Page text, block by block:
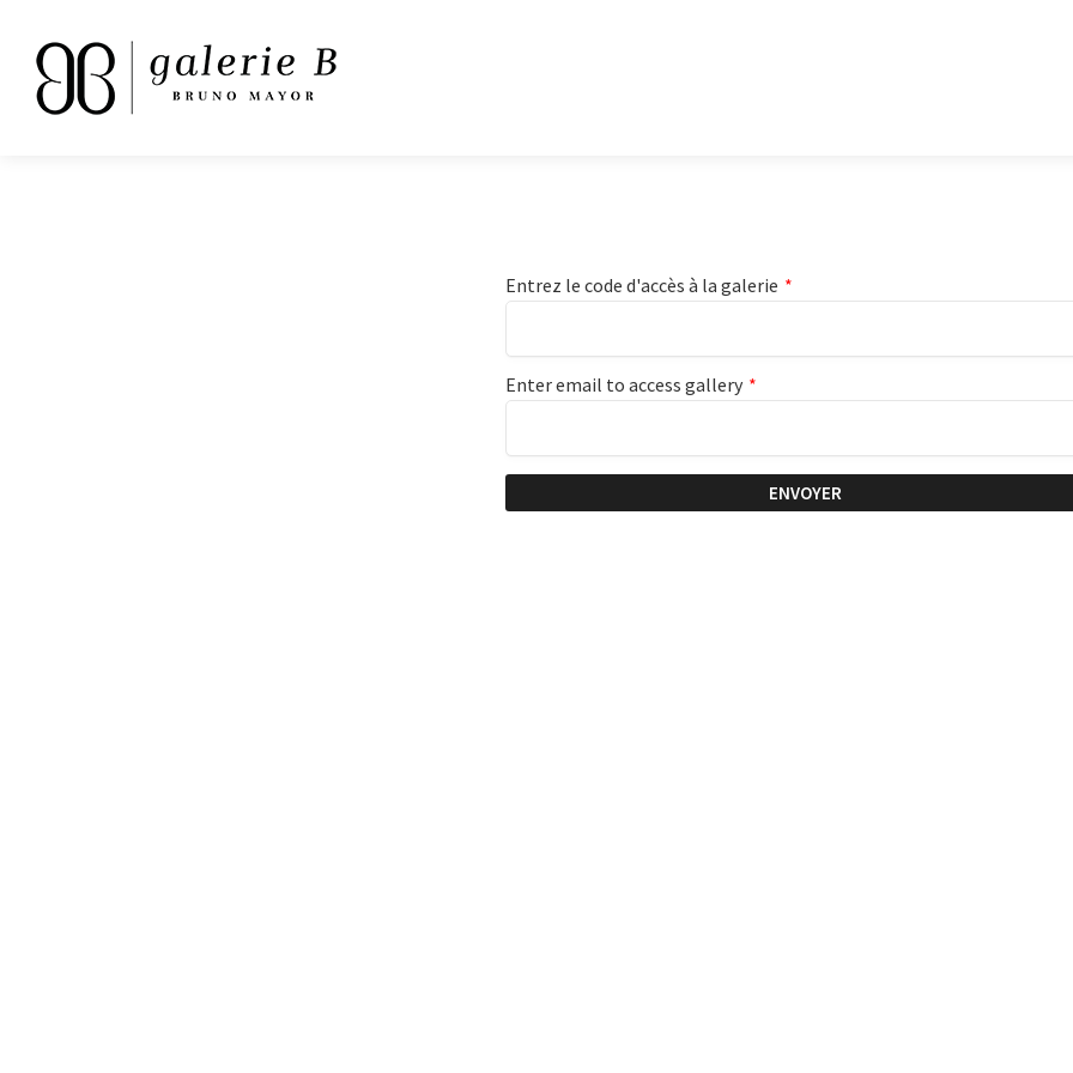
Entrez le code d'accès à la galerie *
Enter email to access gallery *
ENVOYER